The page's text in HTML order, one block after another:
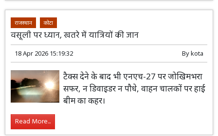
राजस्थान कोटा
वसूली पर ध्यान, खतरे में यात्रियों की जान
18 Apr 2026 15:19:32 Bykota
टैक्स देने के बाद भी एनएच-27 पर जोखिमभरा
सफर, न डिवाइडर न पौधे, वाहन चालकों पर हाई
बीम का कहर।
Read More...